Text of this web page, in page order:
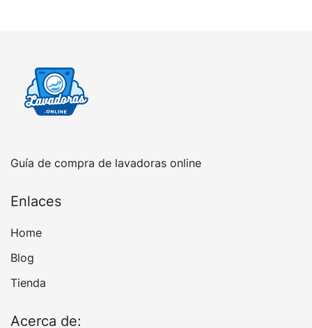
Guía de compra de lavadoras online
Enlaces
Home
Blog
Tienda
Acerca de: